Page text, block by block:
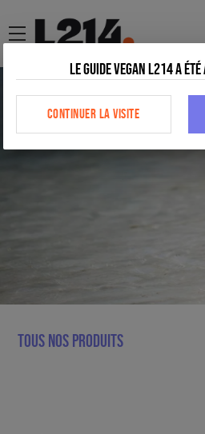
menu
Tous nos produits
Le Guide vegan L214 a
CONTINUER LA VISITE